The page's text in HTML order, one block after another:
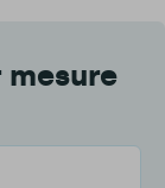
mesure